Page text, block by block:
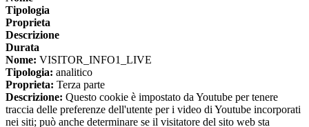
Tipologia
Proprieta
Descrizione
Durata
Nome: VISITOR_INFO1_LIVE
Tipologia: analitico
Proprieta: Terza parte
Descrizione: Questo cookie è impostato da Youtube per tenere
traccia delle preferenze dell'utente per i video di Youtube incorporati
nei siti; può anche determinare se il visitatore del sito web sta